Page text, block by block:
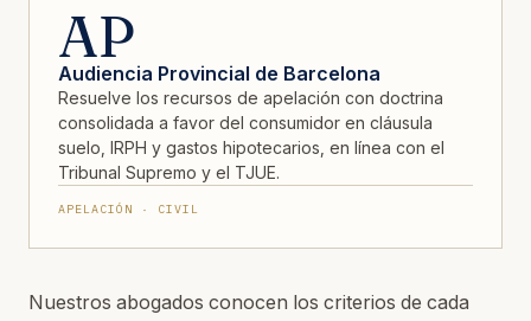
AP
Audiencia Provincial de Barcelona
Resuelve los recursos de apelación con doctrina
consolidada a favor del consumidor en cláusula
suelo, IRPH y gastos hipotecarios, en línea con el
Tribunal Supremo y el TJUE.
APELACIÓN · CIVIL
Nuestros abogados conocen los criterios de cada